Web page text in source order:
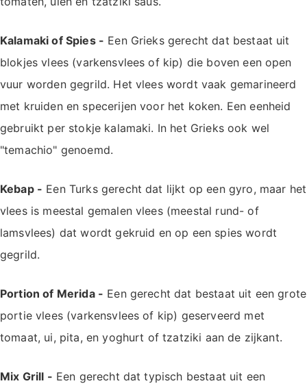
Kalamaki of Spies - Een Grieks gerecht dat bestaat uit
blokjes vlees (varkensvlees of kip) die boven een open
vuur worden gegrild. Het vlees wordt vaak gemarineerd
met kruiden en specerijen voor het koken. Een eenheid
gebruikt per stokje kalamaki. In het Grieks ook wel
"temachio" genoemd.
Kebap - Een Turks gerecht dat lijkt op een gyro, maar het
vlees is meestal gemalen vlees (meestal rund- of
lamsvlees) dat wordt gekruid en op een spies wordt
gegrild.
Portion of Merida - Een gerecht dat bestaat uit een grote
portie vlees (varkensvlees of kip) geserveerd met
tomaat, ui, pita, en yoghurt of tzatziki aan de zijkant.
Mix Grill - Een gerecht dat typisch bestaat uit een